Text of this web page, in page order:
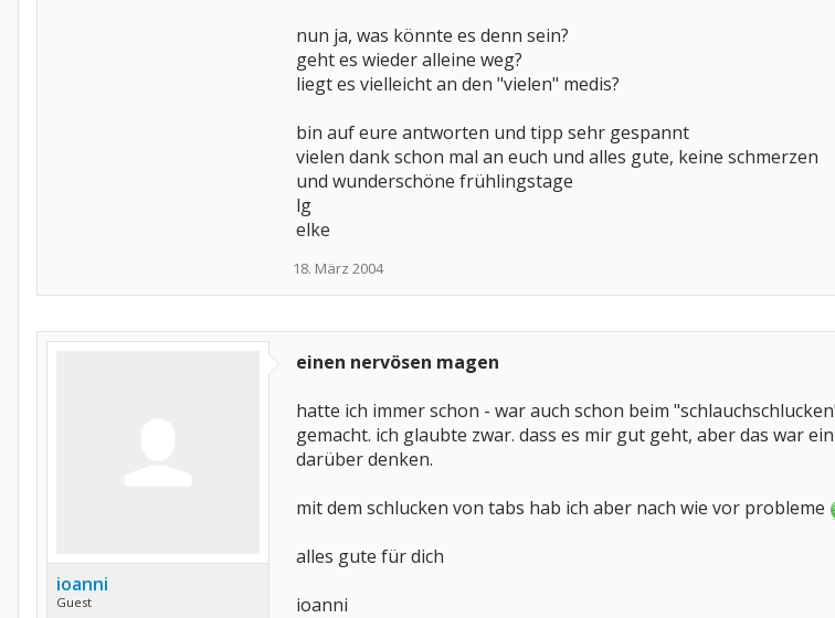
nun ja, was könnte es denn sein?
geht es wieder alleine weg?
liegt es vielleicht an den "vielen" medis?
bin auf eure antworten und tipp sehr gespannt
vielen dank schon mal an euch und alles gute, keine schmerzen
und wunderschöne frühlingstage
lg
elke
18. März 2004
ioanni
Guest
einen nervösen magen
hatte ich immer schon - war auch schon beim
gemacht. ich glaubte zwar. dass es mir gut geht, aber das war
darüber denken.
mit dem schlucken von tabs hab ich aber nach wie vor probleme
alles gute für dich
ioanni